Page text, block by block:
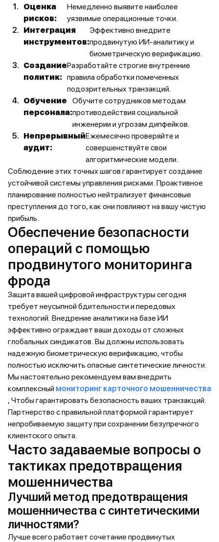
Оценка
рисков:
Немедленно выявите наиболее
уязвимые операционные точки.
Интеграция
инструментов:
Эффективно внедрите
продвинутую ИИ-аналитику и
биометрическую верификацию.
Создание
политик:
Разработайте строгие внутренние
правила обработки помеченных
подозрительных транзакций.
Обучение
персонала:
Обучите сотрудников методам
противодействия социальной
инженерии и угрозам дипфейков.
Непрерывный
аудит:
Ежемесячно проверяйте и
совершенствуйте свои
алгоритмические модели.
Соблюдение этих точных шагов гарантирует создание
устойчивой системы управления рисками. Проактивное
планирование полностью нейтрализует финансовые
преступления до того, как они повлияют на вашу чистую
прибыль.
Обеспечение безопасности
операций с помощью
продвинутого мониторинга
фрода
Защита вашей цифровой инфраструктуры сегодня
требует неусыпной бдительности и передовых
технологий. Внедрение аналитики на базе ИИ
эффективно ограждает ваши доходы от сложных
глобальных синдикатов. Вы должны использовать
надежную биометрическую верификацию, чтобы
полностью исключить опасные синтетические личности.
Мы настоятельно рекомендуем вам внедрить
комплексный мониторинг карточного мошенничества
, Чтобы гарантировать безопасность ваших транзакций.
Партнерство с правильной платформой гарантирует
непробиваемую защиту при сохранении безупречного
клиентского опыта.
Часто задаваемые вопросы о
тактиках предотвращения
мошенничества
Лучший метод предотвращения
мошенничества с синтетическими
личностями?
Лучше всего работает сочетание продвинутых